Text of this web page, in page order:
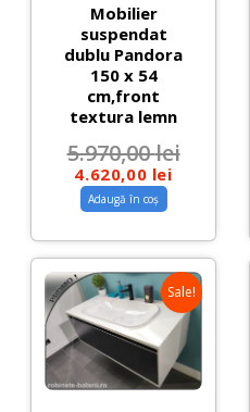
Mobilier
suspendat
dublu Pandora
150 x 54
cm,front
textura lemn
5.970,00lei
4.620,00 lei
Adaugă în coș
Sale!